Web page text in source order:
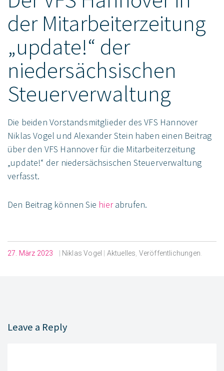
der Mitarbeiterzeitung
„update!“ der
niedersächsischen
Steuerverwaltung
Die beiden Vorstandsmitglieder des VFS Hannover
Niklas Vogel und Alexander Stein haben einen Beitrag
über den VFS Hannover für die Mitarbeiterzeitung
„update!“ der niedersächsischen Steuerverwaltung
verfasst.
Den Beitrag können Sie hierabrufen.
27. März 2023 Niklas Vogel Aktuelles Veröffentlichungen
Leave a Reply